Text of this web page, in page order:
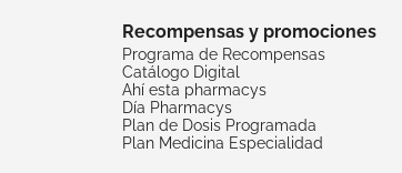
Recompensas y promociones
Programa de Recompensas
Catálogo Digital
Ahí esta pharmacys
Día Pharmacys
Plan de Dosis Programada
Plan Medicina Especialidad